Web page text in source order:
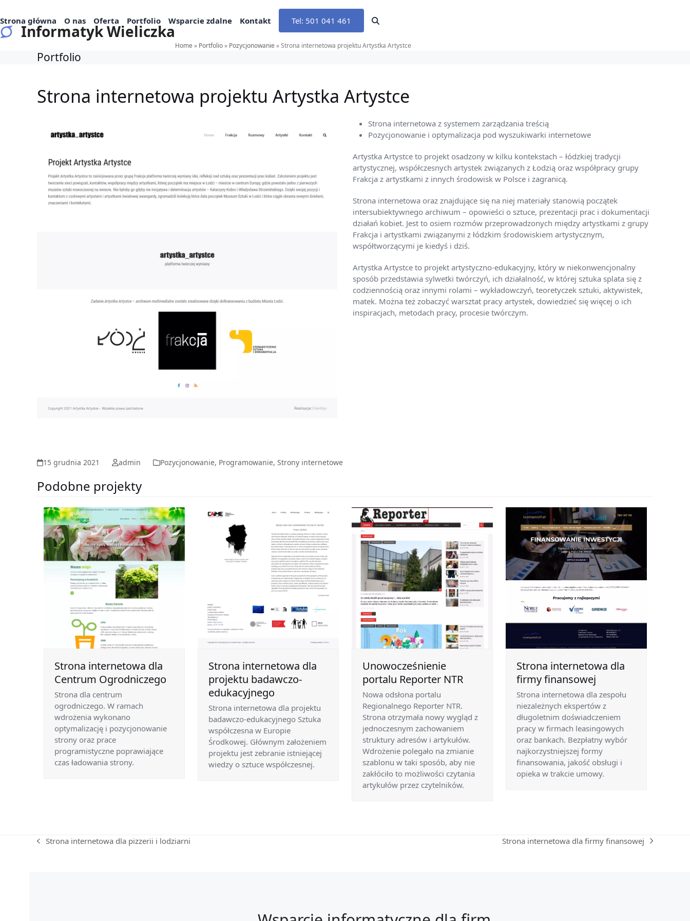
to
contentInformatyk Wieliczka
Strona główna O nas Oferta Portfolio Wsparcie zdalne Kontakt Tel: 501 041 461
Home » Portfolio» Pozycjonowanie »Strona internetowa projektu Artystka Artystce
Portfolio
Strona internetowa projektu Artystka Artystce
Strona internetowa z systemem zarządzania treścią
Pozycjonowanie i optymalizacja pod wyszukiwarki internetowe
Artystka Artystce to projekt osadzony w kilku kontekstach – łódzkiej tradycji
artystycznej, współczesnych artystek związanych z Łodzią oraz współpracy grupy
Frakcja z artystkami z innych środowisk w Polsce i zagranicą.
Strona internetowa oraz znajdujące się na niej materiały stanowią początek
intersubiektywnego archiwum – opowieści o sztuce, prezentacji prac i dokumentacji
działań kobiet. Jest to osiem rozmów przeprowadzonych między artystkami z grupy
Frakcja i artystkami związanymi z łódzkim środowiskiem artystycznym,
współtworzącymi je kiedyś i dziś.
Artystka Artystce to projekt artystyczno-edukacyjny, który w niekonwencjonalny
sposób przedstawia sylwetki twórczyń, ich działalność, w której sztuka splata się z
codziennością oraz innymi rolami – wykładowczyń, teoretyczek sztuki, aktywistek,
matek. Można też zobaczyć warsztat pracy artystek, dowiedzieć się więcej o ich
inspiracjach, metodach pracy, procesie twórczym.
15 grudnia 2021 admin Pozycjonowanie, Programowanie, Strony internetowe
Podobne projekty
Strona internetowa dla
Centrum Ogrodniczego
Strona dla centrum
ogrodniczego. W ramach
wdrożenia wykonano
optymalizację i pozycjonowanie
strony oraz prace
programistyczne poprawiające
czas ładowania strony.
Strona internetowa dla
projektu badawczo-
edukacyjnego
Strona internetowa dla projektu
badawczo-edukacyjnego Sztuka
współczesna w Europie
Środkowej. Głównym założeniem
projektu jest zebranie istniejącej
wiedzy o sztuce współczesnej.
Unowocześnienie
portalu Reporter NTR
Nowa odsłona portalu
Regionalnego Reporter NTR.
Strona otrzymała nowy wygląd z
jednoczesnym zachowaniem
struktury adresów i artykułów.
Wdrożenie polegało na zmianie
szablonu w taki sposób, aby nie
zakłóciło to możliwości czytania
artykułów przez czytelników.
Strona internetowa dla
firmy finansowej
Strona internetowa dla zespołu
niezależnych ekspertów z
długoletnim doświadczeniem
pracy w firmach leasingowych
oraz bankach. Bezpłatny wybór
najkorzystniejszej formy
finansowania, jakość obsługi i
opieka w trakcie umowy.
previous
Strona internetowa dla pizzerii i lodziarni
next
Strona internetowa dla firmy finansowej